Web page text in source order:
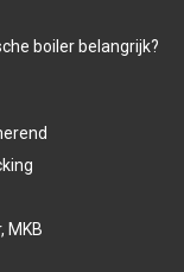
boiler belangrijk?
MKB